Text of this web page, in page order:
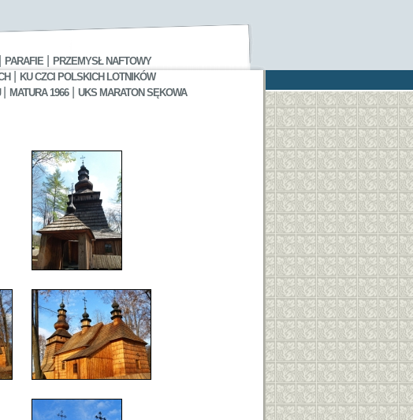
PARAFIE
PRZEMYSŁ NAFTOWY
|
KU CZCI POLSKICH LOTNIKÓW
MATURA 1966| UKS MARATON SĘKOWA